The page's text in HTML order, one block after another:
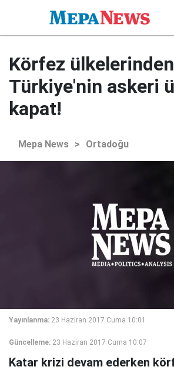
Körfez
Türkiye'nin askeri
kapat!
Mepa News > Ortadoğu
Yayınlanma: 23 Haziran 2017 Cuma 10:01
Güncelleme: 23 Haziran 2017 Cuma 10:07
Katar krizi devam ederken